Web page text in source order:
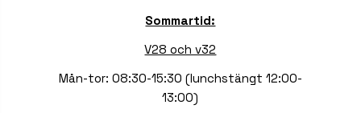
Sommartid:
V28 och v32
Mån-tor: 08:30-15:30 (lunchstängt 12:00-
13:00)